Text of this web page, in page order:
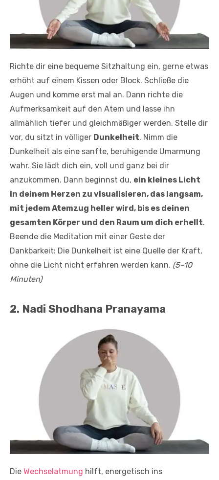
Richte dir eine bequeme Sitzhaltung ein, gerne etwas
erhöht auf einem Kissen oder Block. Schließe die
Augen und komme erst mal an. Dann richte die
Aufmerksamkeit auf den Atem und lasse ihn
allmählich tiefer und gleichmäßiger werden. Stelle dir
vor, du sitzt in völliger Dunkelheit. Nimm die
Dunkelheit als eine sanfte, beruhigende Umarmung
wahr. Sie lädt dich ein, voll und ganz bei dir
anzukommen. Dann beginnst du, ein kleines Licht
in deinem Herzen zu visualisieren, das langsam,
mit jedem Atemzug heller wird, bis es deinen
gesamten Körper und den Raum um dich erhellt.
Beende die Meditation mit einer Geste der
Dankbarkeit: Die Dunkelheit ist eine Quelle der Kraft,
ohne die Licht nicht erfahren werden kann. (5–10
Minuten)
2. Nadi Shodhana Pranayama
Die Wechselatmung hilft, energetisch ins